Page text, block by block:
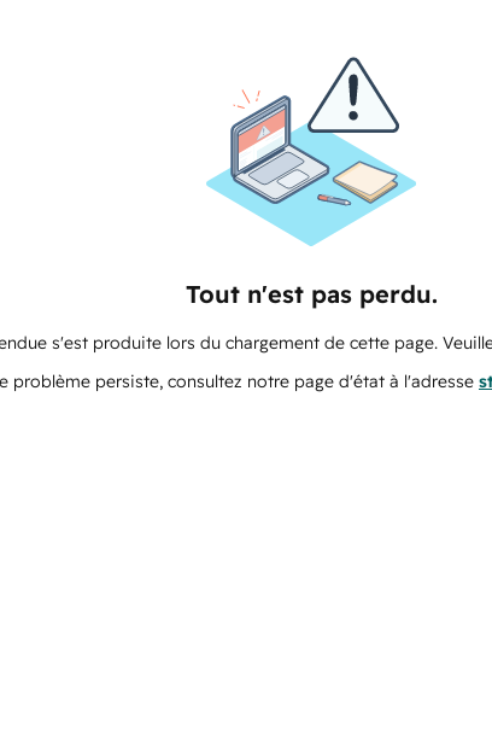
Tout n'est pas perdu.
s'est produite lors du chargement de cette page.
problème persiste, consultez notre page d'état à l'adresse